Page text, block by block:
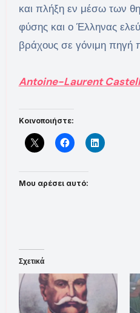
και πλήξη εν μέσω των
φύσης και ο Έλληνας
βράχους σε γόνιμη πηγή
Antoine-Laurent
Κοινοποιήστε:
Μου αρέσει αυτό:
Σχετικά